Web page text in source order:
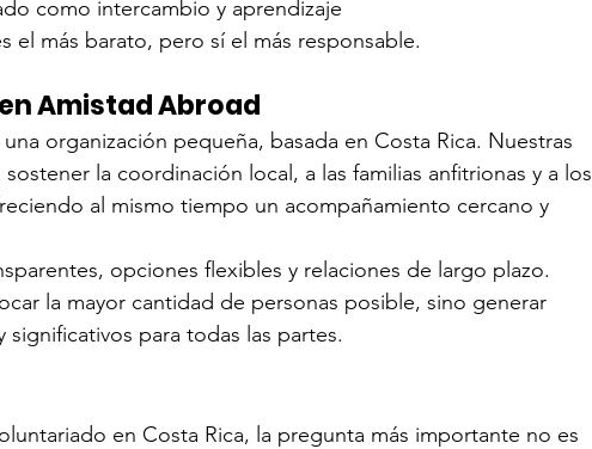
como intercambio y aprendizaje
el más barato, pero sí el más responsable.
Amistad Abroad
organización pequeña, basada en Costa Rica. Nuestras
la coordinación local, a las familias anfitrionas y a los
al mismo tiempo un acompañamiento cercano y
opciones flexibles y relaciones de largo plazo.
la mayor cantidad de personas posible, sino generar
para todas las partes.
en Costa Rica, la pregunta más importante no es